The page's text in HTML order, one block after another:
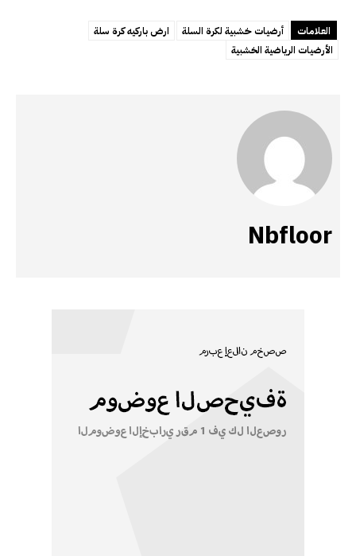
العلامات أرضيات خشبية لكرة السلة
ارض باركيه كرة سلة
الأرضيات الرياضية الخشبية
Nbfloor